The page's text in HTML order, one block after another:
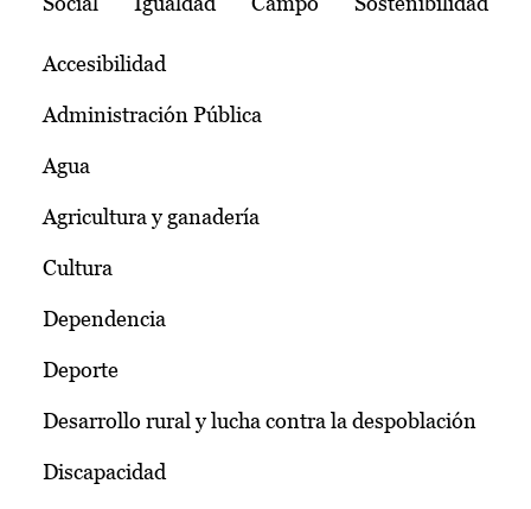
Accesibilidad
Administración Pública
Agua
Agricultura y ganadería
Cultura
Dependencia
Deporte
Desarrollo rural y lucha contra la despoblación
Discapacidad